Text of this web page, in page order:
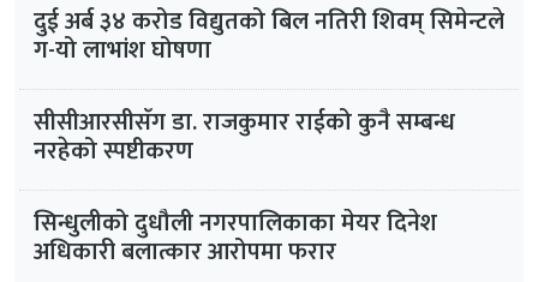
दुई अर्ब ३४ करोड विद्युतको बिल नतिरी शिवम् सिमेन्टले
ग-यो लाभांश घोषणा
सीसीआरसीसँग डा. राजकुमार राईको कुनै सम्बन्ध
नरहेको स्पष्टीकरण
सिन्धुलीको दुधौली नगरपालिकाका मेयर दिनेश
अधिकारी बलात्कार आरोपमा फरार